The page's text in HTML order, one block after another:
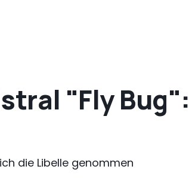
"Fly
die Libelle genommen